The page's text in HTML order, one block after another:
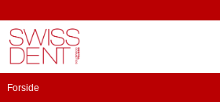
til
innholdet
Forside